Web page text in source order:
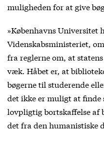
muligheden for at give
»Københavns Universitet
Videnskabsministeriet,
fra reglerne om, at
væk. Håbet er, at
bøgerne til studerende
det ikke er muligt at finde
lovpligtig bortskaffelse af
det fra den humanistiske